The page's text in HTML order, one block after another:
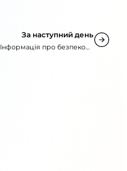
За наступний день
Інформація про безпекову